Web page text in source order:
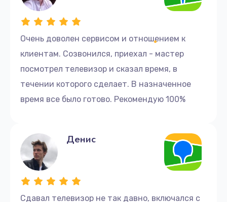
Очень доволен сервисом и отношением к
клиентам. Созвонился, приехал - мастер
посмотрел телевизор и сказал время, в
течении которого сделает. В назначенное
время все было готово. Рекомендую 100%
Сдавал телевизор не так давно, включался с
Денис